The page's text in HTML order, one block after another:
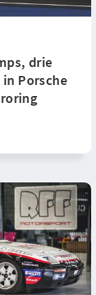
drie
Porsche